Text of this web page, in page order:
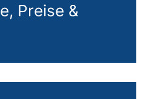
Preise &